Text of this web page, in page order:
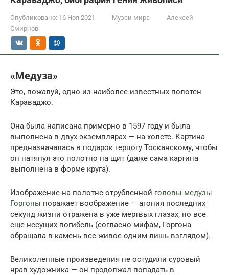
Опубликовано: 16 Ноя 2021 Музеи мира
Алексей
Смирнов
«Медуза»
Это, пожалуй, одно из наиболее известных полотен
Караваджо.
Она была написана примерно в 1597 году и была
выполнена в двух экземплярах — на холсте. Картина
предназначалась в подарок герцогу Тосканскому, чтобы
он натянул это полотно на щит (даже сама картина
выполнена в форме круга).
Изображение на полотне отрубленной головы медузы
Горгоны поражает воображение — агония последних
секунд жизни отражена в уже мертвых глазах, но все
еще несущих погибель (согласно мифам, Горгона
обращала в камень все живое одним лишь взглядом).
Великолепные произведения не остудили суровый
нрав художника — он продолжал попадать в